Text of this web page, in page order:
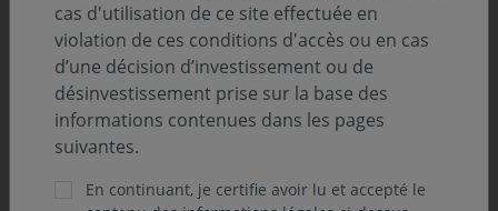
« Le positionnement de notre fonds
Covéa Obligations permet d’investir à la
fois dans les entreprises et les Etats.
L’obtention du label Greenfin vient
cas d'utilisation de ce site effectuée en
violation de ces conditions d'accès ou en cas
d’une décision d’investissement ou de
désinvestissement prise sur la base des
informations contenues dans les pages
suivantes.
En continuant, je certifie avoir lu et accepté le